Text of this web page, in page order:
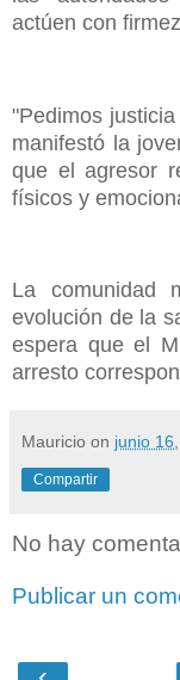
actúen con
"Pedimos
manifestó la
que el agresor
físicos y
La comunidad
evolución de la
espera que el
arresto
Mauricio on junio
Compartir
No hay
Publicar un